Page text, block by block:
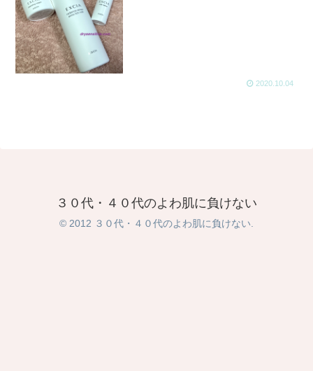
2020.10.04
３０代・４０代のよわ肌に負けない
© 2012 ３０代・４０代のよわ肌に負けない.